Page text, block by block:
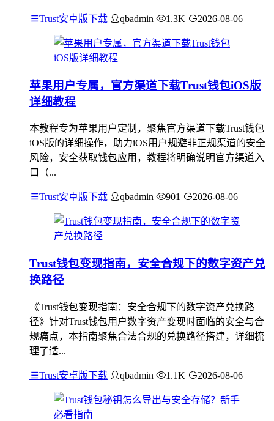
Trust安卓版下载 qbadmin 1.3K 2026-08-06
苹果用户专属，官方渠道下载Trust钱包iOS版
详细教程
本教程专为苹果用户定制，聚焦官方渠道下载Trust钱包
iOS版的详细操作，助力iOS用户规避非正规渠道的安全
风险，安全获取钱包应用，教程将明确说明官方渠道入
口（...
Trust安卓版下载 qbadmin 901 2026-08-06
Trust钱包变现指南，安全合规下的数字资产兑
换路径
《Trust钱包变现指南：安全合规下的数字资产兑换路
径》针对Trust钱包用户数字资产变现时面临的安全与合
规痛点，本指南聚焦合法合规的兑换路径搭建，详细梳
理了适...
Trust安卓版下载 qbadmin 1.1K 2026-08-06